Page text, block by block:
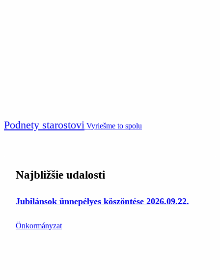
Podnety starostovi Vyriešme to spolu
Najbližšie udalosti
Jubilánsok ünnepélyes köszöntése 2026.09.22.
Önkormányzat